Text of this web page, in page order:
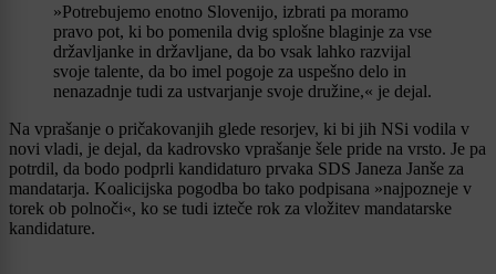
»Potrebujemo enotno Slovenijo, izbrati pa moramo
pravo pot, ki bo pomenila dvig splošne blaginje za vse
državljanke in državljane, da bo vsak lahko razvijal
svoje talente, da bo imel pogoje za uspešno delo in
nenazadnje tudi za ustvarjanje svoje družine,« je dejal.
Na vprašanje o pričakovanjih glede resorjev, ki bi jih NSi vodila v
novi vladi, je dejal, da kadrovsko vprašanje šele pride na vrsto. Je pa
potrdil, da bodo podprli kandidaturo prvaka SDS Janeza Janše za
mandatarja. Koalicijska pogodba bo tako podpisana »najpozneje v
torek ob polnoči«, ko se tudi izteče rok za vložitev mandatarske
kandidature.